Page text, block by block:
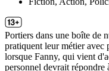
Portiers dans une boîte de
pratiquent leur métier avec
lorsque Fanny, qui vient
personnel devrait répondre